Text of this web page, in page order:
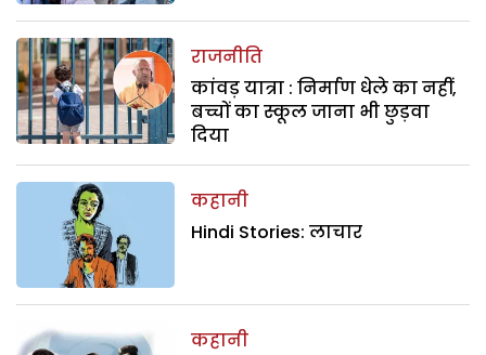
राजनीति
कांवड़ यात्रा : निर्माण धेले का नहीं,
बच्चों का स्कूल जाना भी छुड़वा
दिया
कहानी
Hindi Stories: लाचार
कहानी